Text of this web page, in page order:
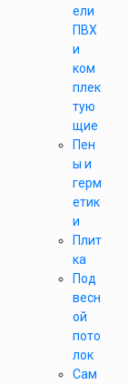
ели
ПВХ
и
ком
плек
тую
щие
Пен
ы и
герм
етик
и
Плит
ка
Под
весн
ой
пото
лок
Сам